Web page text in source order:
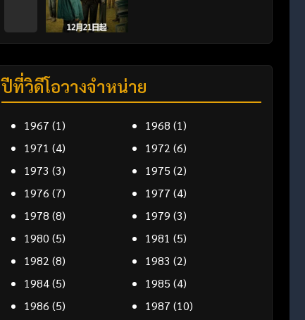
ปีที่วิดีโอวางจำหน่าย
1967 (1) 1968 (1)
1971 (4) 1972 (6)
1973 (3) 1975 (2)
1976 (7) 1977 (4)
1978 (8) 1979 (3)
1980 (5) 1981 (5)
1982 (8) 1983 (2)
1984(5) 1985 (4)
1986 (5) 1987 (10)